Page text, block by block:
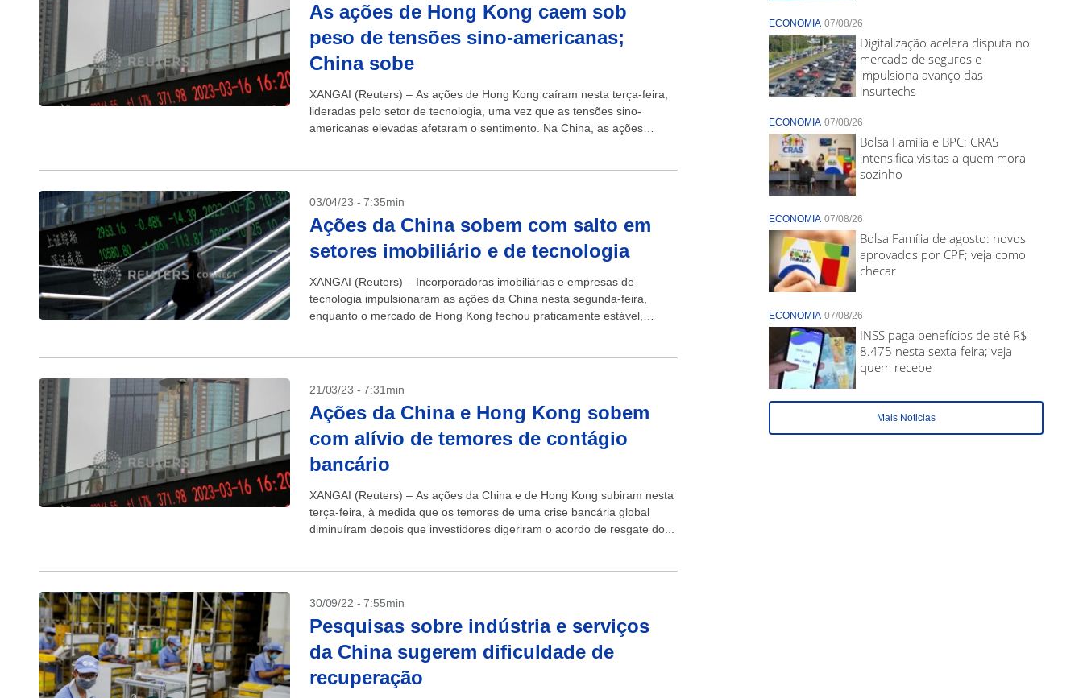
As ações de Hong Kong caem sob
peso de tensões sino-americanas;
China sobe
XANGAI (Reuters) – As ações de Hong Kong caíram nesta terça-feira,
lideradas pelo setor de tecnologia, uma vez que as tensões sino-
americanas elevadas afetaram o sentimento. Na China, as ações
03/04/23 - 7:35min
Ações da China sobem com salto em
setores imobiliário e de tecnologia
XANGAI (Reuters) – Incorporadoras imobiliárias e empresas de
tecnologia impulsionaram as ações da China nesta segunda-feira,
enquanto o mercado de Hong Kong fechou praticamente estável,
21/03/23 - 7:31min
Ações da China e Hong Kong sobem
com alívio de temores de contágio
bancário
XANGAI (Reuters) – As ações da China e de Hong Kong subiram nesta
terça-feira, à medida que os temores de uma crise bancária global
diminuíram depois que investidores digeriram o acordo de resgate do...
30/09/22 - 7:55min
Pesquisas sobre indústria e serviços
da China sugerem dificuldade de
recuperação
ECONOMIA 07/08/26
Digitalização acelera disputa no
mercado de seguros e
impulsiona avanço das
insurtechs
ECONOMIA 07/08/26
Bolsa Família e BPC: CRAS
intensifica visitas a quem mora
sozinho
ECONOMIA 07/08/26
Bolsa Família de agosto: novos
aprovados por CPF; veja como
checar
ECONOMIA 07/08/26
INSS paga benefícios de até R$
8.475 nesta sexta-feira; veja
quem recebe
Mais Noticias